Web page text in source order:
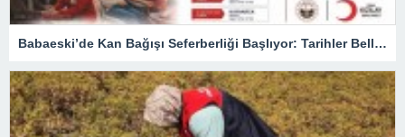
Babaeski’de Kan Bağışı Seferberliği Başlıyor: Tarihler Belli Oldu